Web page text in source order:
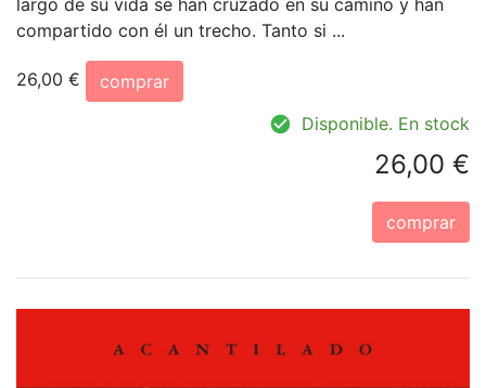
compartido con él un trecho. Tanto si ...
26,00 €
comprar
Disponible. En stock
26,00 €
comprar